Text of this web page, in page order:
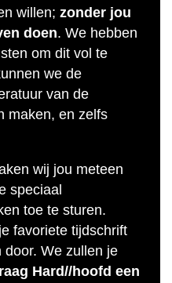
willen; zonder jou
doen. We hebben
om dit vol te
we de
van de
maken, en zelfs
wij jou meteen
speciaal
toe te sturen.
favoriete tijdschrift
door. We zullen je
Hard//hoofd een